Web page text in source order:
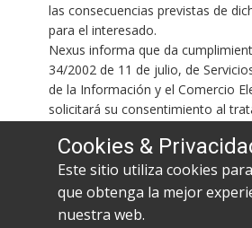
las consecuencias previstas de
para el interesado.
Nexus informa que da
34/2002 de 11 de julio, de
de la Información y el Comercio
solicitará su consentimiento al
momento.
Cookies &
Este sitio utiliza cookies
que obtenga la mejor
nuestra web.